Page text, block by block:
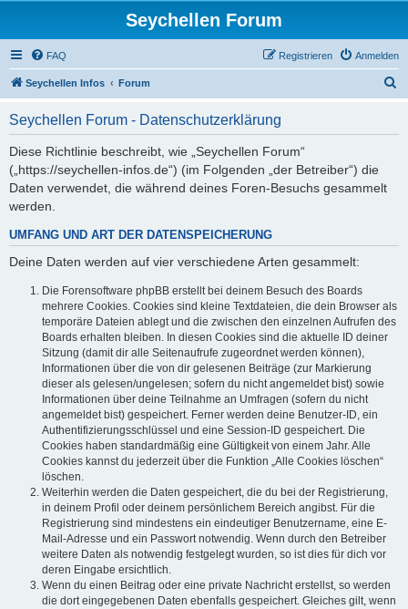
Seychellen Forum
FAQ Anmelden
Registrieren
Seychellen Infos Forum
Seychellen Forum - Datenschutzerklärung
Diese Richtlinie beschreibt, wie „Seychellen Forum“
(„https://seychellen-infos.de“) (im Folgenden „der Betreiber“) die
Daten verwendet, die während deines Foren-Besuchs gesammelt
werden.
UMFANG UND ART DER DATENSPEICHERUNG
Deine Daten werden auf vier verschiedene Arten gesammelt:
Die Forensoftware phpBB erstellt bei deinem Besuch des Boards
mehrere Cookies. Cookies sind kleine Textdateien, die dein Browser als
temporäre Dateien ablegt und die zwischen den einzelnen Aufrufen des
Boards erhalten bleiben. In diesen Cookies sind die aktuelle ID deiner
Sitzung (damit dir alle Seitenaufrufe zugeordnet werden können),
Informationen über die von dir gelesenen Beiträge (zur Markierung
dieser als gelesen/ungelesen; sofern du nicht angemeldet bist) sowie
Informationen über deine Teilnahme an Umfragen (sofern du nicht
angemeldet bist) gespeichert. Ferner werden deine Benutzer-ID, ein
Authentifizierungsschlüssel und eine Session-ID gespeichert. Die
Cookies haben standardmäßig eine Gültigkeit von einem Jahr. Alle
Cookies kannst du jederzeit über die Funktion „Alle Cookies löschen“
löschen.
Weiterhin werden die Daten gespeichert, die du bei der Registrierung,
in deinem Profil oder deinem persönlichem Bereich angibst. Für die
Registrierung sind mindestens ein eindeutiger Benutzername, eine E-
Mail-Adresse und ein Passwort notwendig. Wenn durch den Betreiber
weitere Daten als notwendig festgelegt wurden, so ist dies für dich vor
deren Eingabe ersichtlich.
Wenn du einen Beitrag oder eine private Nachricht erstellst, so werden
die dort eingegebenen Daten ebenfalls gespeichert. Gleiches gilt, wenn